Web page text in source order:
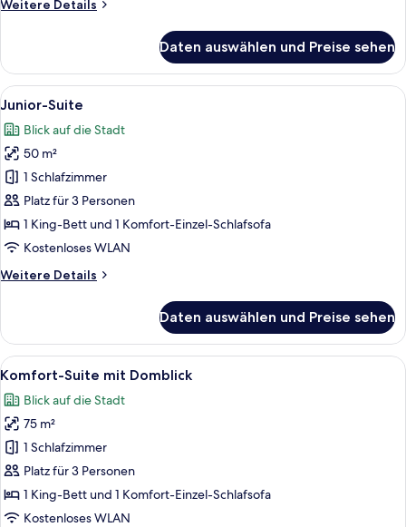
mit
Weitere Details
Doppel-
oder
-
mit
Domblick
Daten auswählen und Preise sehen
Alle
Fotos
für
Junior-
Suite
anzeigen
Ein Hotelzimmer mit Holzboden,
13
Junior-Suite
Blick auf die Stadt
50 m²
1 Schlafzimmer
Platz für 3 Personen
1 King-Bett und 1 Komfort-Einzel-Schlafsofa
Kostenloses WLAN
Weitere Details
Weitere
Suite
Daten auswählen und Preise sehen
Alle
Fotos
für
Komfort-
Suite
mit
Domblick
anzeigen
Ein modernes Wohnzimmer mit
18
Komfort-Suite mit Domblick
Blick auf die Stadt
75 m²
1 Schlafzimmer
Platz für 3 Personen
1 King-Bett und 1 Komfort-Einzel-Schlafsofa
Kostenloses WLAN